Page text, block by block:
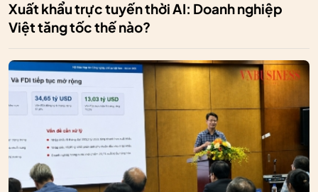
Xuất khẩu trực tuyến thời AI: Doanh nghiệp
Việt tăng tốc thế nào?